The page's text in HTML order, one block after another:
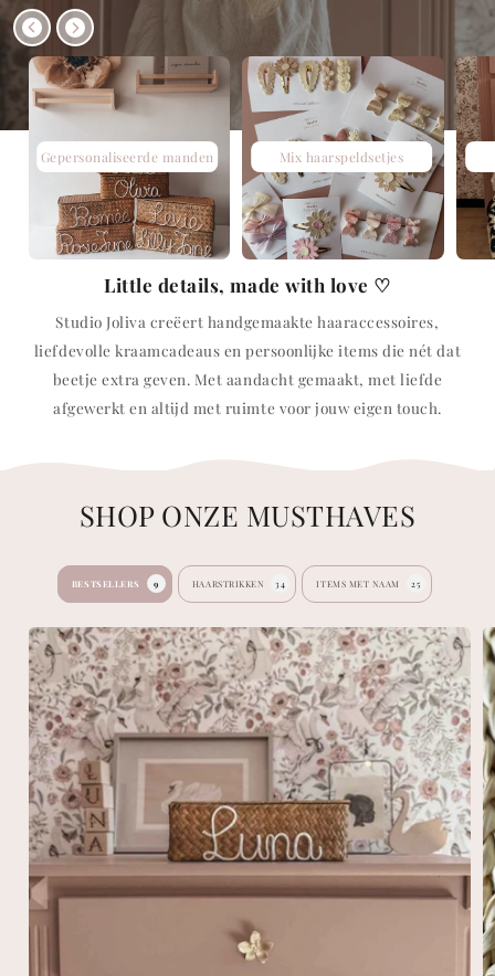
Gepersonaliseerde manden Mix haarspeldsetjes
Little details, made with love ♡
Studio Joliva creëert handgemaakte haaraccessoires,
liefdevolle kraamcadeaus en persoonlijke items die nét dat
beetje extra geven. Met aandacht gemaakt, met liefde
afgewerkt en altijd met ruimte voor jouw eigen touch.
SHOP ONZE MUSTHAVES
BESTSELLERS 9 HAARSTRIKKEN 34 ITEMS MET NAAM 25